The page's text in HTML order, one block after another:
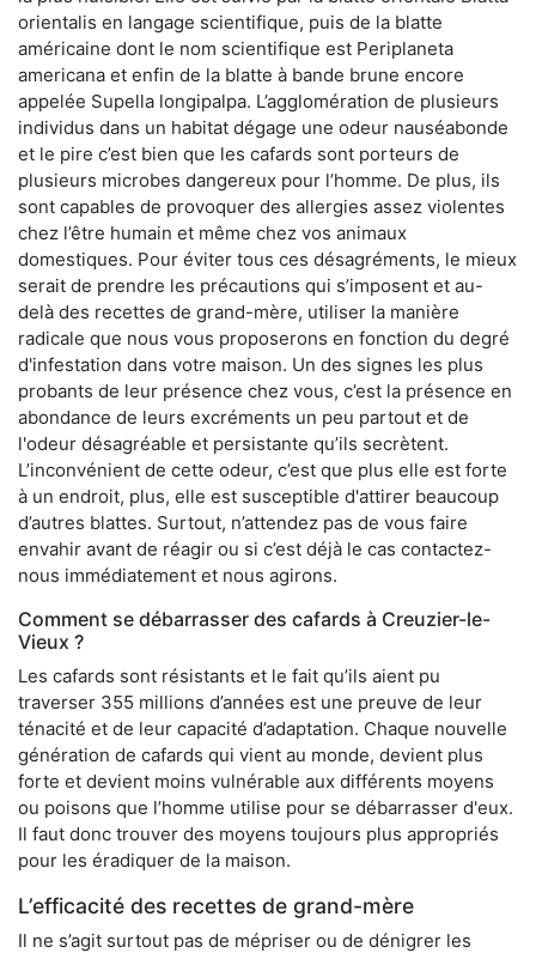
orientalis en langage scientifique, puis de la blatte
américaine dont le nom scientifique est Periplaneta
americana et enfin de la blatte à bande brune encore
appelée Supella longipalpa. L’agglomération de plusieurs
individus dans un habitat dégage une odeur nauséabonde
et le pire c’est bien que les cafards sont porteurs de
plusieurs microbes dangereux pour l’homme. De plus, ils
sont capables de provoquer des allergies assez violentes
chez l’être humain et même chez vos animaux
domestiques. Pour éviter tous ces désagréments, le mieux
serait de prendre les précautions qui s’imposent et au-
delà des recettes de grand-mère, utiliser la manière
radicale que nous vous proposerons en fonction du degré
d'infestation dans votre maison. Un des signes les plus
probants de leur présence chez vous, c’est la présence en
abondance de leurs excréments un peu partout et de
l'odeur désagréable et persistante qu’ils secrètent.
L’inconvénient de cette odeur, c’est que plus elle est forte
à un endroit, plus, elle est susceptible d'attirer beaucoup
d’autres blattes. Surtout, n’attendez pas de vous faire
envahir avant de réagir ou si c’est déjà le cas contactez-
nous immédiatement et nous agirons.
Comment se débarrasser des cafards à Creuzier-le-
Vieux ?
Les cafards sont résistants et le fait qu’ils aient pu
traverser 355 millions d’années est une preuve de leur
ténacité et de leur capacité d’adaptation. Chaque nouvelle
génération de cafards qui vient au monde, devient plus
forte et devient moins vulnérable aux différents moyens
ou poisons que l’homme utilise pour se débarrasser d'eux.
Il faut donc trouver des moyens toujours plus appropriés
pour les éradiquer de la maison.
L’efficacité des recettes de grand-mère
Il ne s’agit surtout pas de mépriser ou de dénigrer les